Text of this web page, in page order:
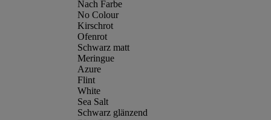
Nach Farbe
No Colour
Kirschrot
Ofenrot
Schwarz matt
Meringue
Azure
Flint
White
Sea Salt
Schwarz glänzend